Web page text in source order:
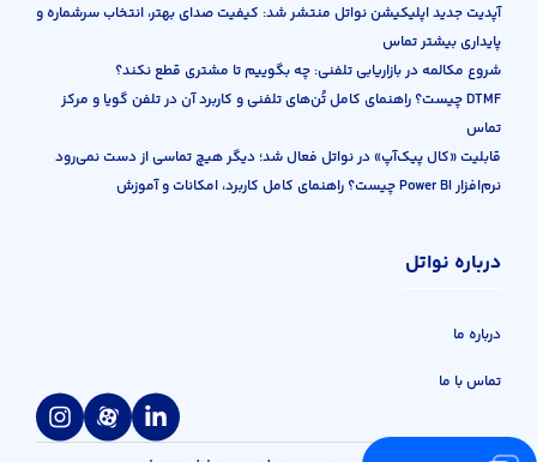
آپدیت جدید اپلیکیشن نواتل منتشر شد: کیفیت صدای بهتر، انتخاب سرشماره و
پایداری بیشتر تماس
شروع مکالمه در بازاریابی تلفنی: چه بگوییم تا مشتری قطع نکند؟
DTMF چیست؟ راهنمای کامل تُن‌های تلفنی و کاربرد آن در تلفن گویا و مرکز
تماس
قابلیت «کال پیک‌آپ» در نواتل فعال شد؛ دیگر هیچ تماسی از دست نمی‌رود
نرم‌افزار Power BI چیست؟ راهنمای کامل کاربرد، امکانات و آموزش
درباره نواتل
درباره ما
تماس با ما